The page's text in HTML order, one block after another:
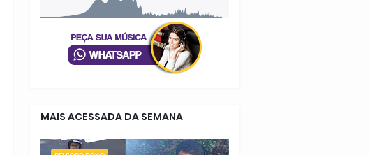
MAIS ACESSADA DA SEMANA